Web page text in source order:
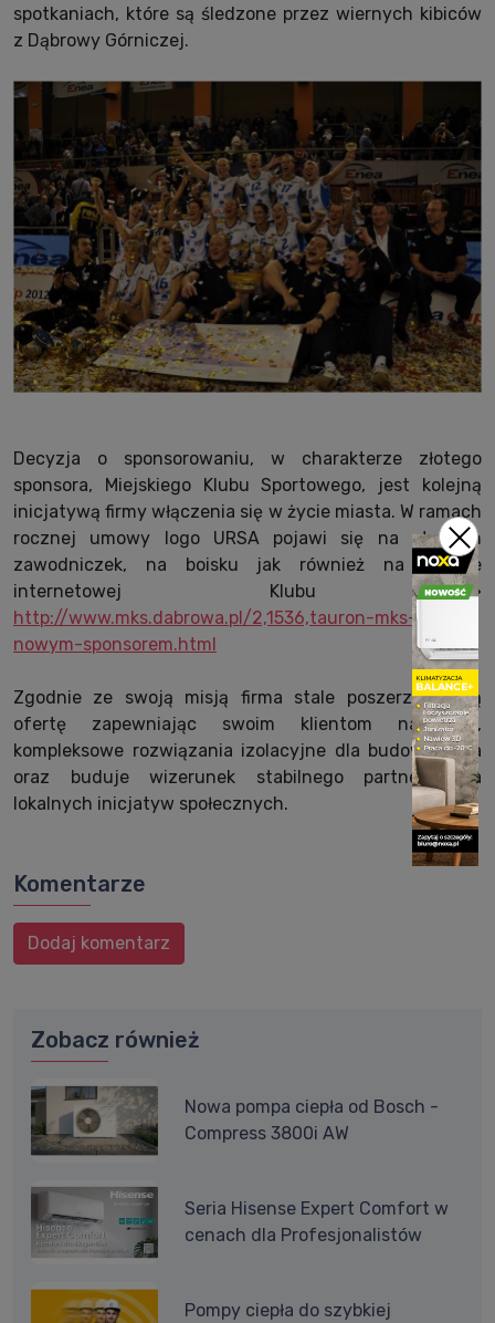
spotkaniach, które są śledzone przez wiernych kibiców
z Dąbrowy Górniczej.
Decyzja o sponsorowaniu, w charakterze złotego
sponsora, Miejskiego Klubu Sportowego, jest kolejną
inicjatywą firmy włączenia się w życie miasta. W ramach
rocznej umowy logo URSA pojawi się na strojach
zawodniczek, na boisku jak również na stronie
internetowej Klubu ->
http://www.mks.dabrowa.pl/2,1536,tauron-mks-z-
nowym-sponsorem.html
Zgodnie ze swoją misją firma stale poszerza swoją
ofertę zapewniając swoim klientom najlepsze,
kompleksowe rozwiązania izolacyjne dla budownictwa
oraz buduje wizerunek stabilnego partnera dla
lokalnych inicjatyw społecznych.
Komentarze
Dodaj komentarz
Zobacz również
Nowa pompa ciepła od Bosch -
Compress 3800i AW
Seria Hisense Expert Comfort w
cenach dla Profesjonalistów
Pompy ciepła do szybkiej